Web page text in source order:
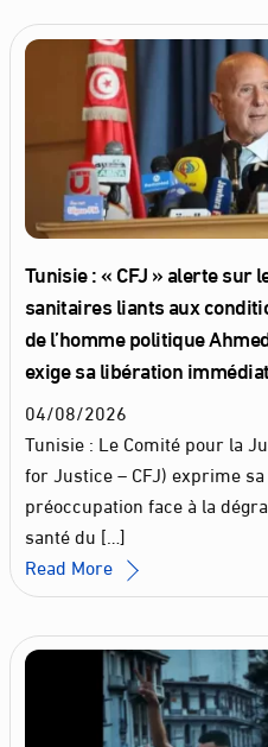
Tunisie : « CFJ » alerte sur
sanitaires liants aux
de l’homme politique
exige sa libération
04/08/2026
Tunisie : Le Comité pour la
for Justice – CFJ) exprime
préoccupation face à la
santé du […]
Read More